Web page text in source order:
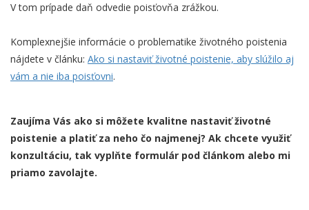
V tom prípade daň odvedie poisťovňa zrážkou.
Komplexnejšie informácie o problematike životného poistenia
nájdete v článku: Ako si nastaviť životné poistenie, aby slúžilo aj
vám a nie iba poisťovni.
Zaujíma Vás ako si môžete kvalitne nastaviť životné
poistenie a platiť za neho čo najmenej? Ak chcete využiť
konzultáciu, tak vyplňte formulár pod článkom alebo mi
priamo zavolajte.